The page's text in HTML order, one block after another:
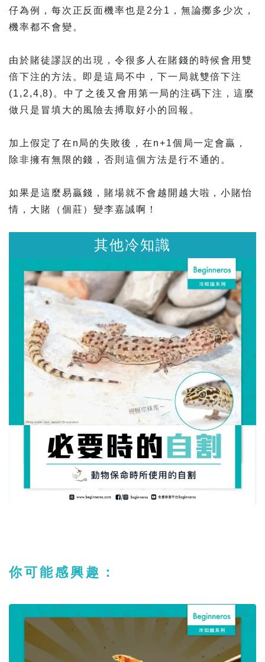
仔為例，每次正反面機率也是2分1，無論擲多少次，
機率都不會變。
由於賭徒謬誤的出現，令很多人在賭錢的時候會用雙
倍下注的方法。即是這局不中，下一局就雙倍下注
(1,2,4,8)。中了之後又會用第一局的注碼下注，這麼
做只是冒填大的風險去搏取好小的回報。
加上假定了在n局的失敗後，在n+1個局一定會贏，
除非擁有無限的錢，否則這個方法是行不通的。
如果是這麼易贏錢，賭場就不會越開越大啦，小賭怡
情，大賭（個莊）變李嘉誠啊！
其他冷知識
你可能感興趣：